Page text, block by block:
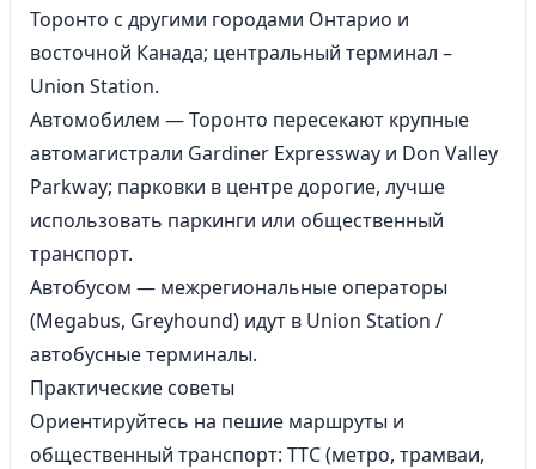
Торонто с другими городами Онтарио и
восточной Канада; центральный терминал –
Union Station.
Автомобилем — Торонто пересекают крупные
автомагистрали Gardiner Expressway и Don Valley
Parkway; парковки в центре дорогие, лучше
использовать паркинги или общественный
транспорт.
Автобусом — межрегиональные операторы
(Megabus, Greyhound) идут в Union Station /
автобусные терминалы.
Практические советы
Ориентируйтесь на пешие маршруты и
общественный транспорт: TTC (метро, трамваи,